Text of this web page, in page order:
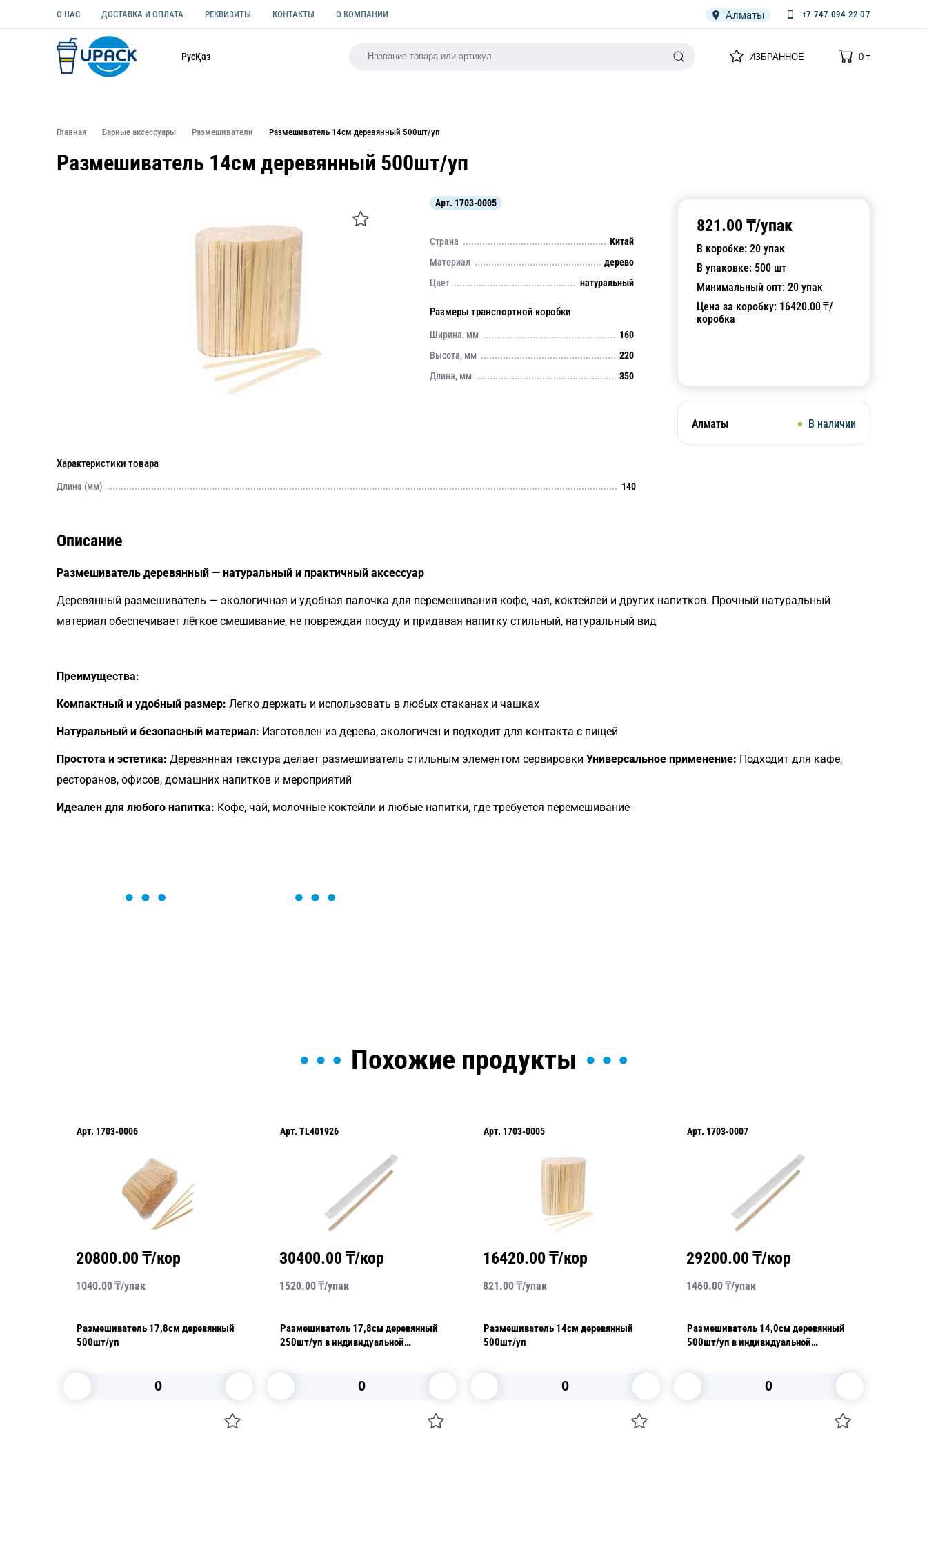
О НАС ДОСТАВКА И ОПЛАТА РЕКВИЗИТЫ КОНТАКТЫ О КОМПАНИИ Алматы +7 747 094 22 07
РусҚаз ИЗБРАННОЕ
0
0₸
Главная Барные аксессуары Размешиватели Размешиватель 14см деревянный 500шт/уп
Размешиватель 14см деревянный 500шт/уп
821.00 ₸/упак
В коробке: 20 упак
В упаковке: 500 шт
Минимальный опт: 20 упак
Цена за коробку: 16420.00₸/
коробка
Алматы В наличии
Арт. 1703-0005
Страна
Китай
Материал
дерево
Цвет
натуральный
Размеры транспортной коробки
Ширина, мм
160
Высота, мм
220
Длина, мм
350
Характеристики товара
Длина (мм) 140
Описание
Размешиватель деревянный — натуральный и практичный аксессуар
Деревянный размешиватель — экологичная и удобная палочка для перемешивания кофе, чая, коктейлей и других напитков. Прочный натуральный
материал обеспечивает лёгкое смешивание, не повреждая посуду и придавая напитку стильный, натуральный вид
Преимущества:
Компактный и удобный размер: Легко держать и использовать в любых стаканах и чашках
Натуральный и безопасный материал: Изготовлен из дерева, экологичен и подходит для контакта с пищей
Простота и эстетика: Деревянная текстура делает размешиватель стильным элементом сервировки Универсальное применение: Подходит для кафе,
ресторанов, офисов, домашних напитков и мероприятий
Идеален для любого напитка: Кофе, чай, молочные коктейли и любые напитки, где требуется перемешивание
Похожие продукты
Арт. 1703-0006
20800.00 ₸/кор
1040.00₸/упак
Размешиватель 17,8см деревянный
500шт/уп
Арт. TL401926
30400.00 ₸/кор
1520.00₸/упак
Размешиватель 17,8см деревянный
250шт/уп в индивидуальной
Арт. 1703-0005
16420.00 ₸/кор
821.00₸/упак
Размешиватель 14см деревянный
500шт/уп
Арт. 1703-0007
29200.00 ₸/кор
1460.00₸/упак
Размешиватель 14,0см деревянный
500шт/уп в индивидуальной